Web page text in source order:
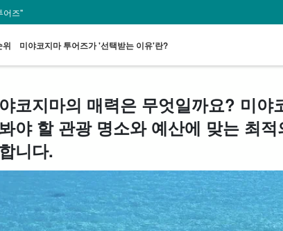
어즈"
위 미야코지마 투어즈가 '선택받는 이유'란?
스팟에서
검색하기
송영 포함 플랜 바다거북 투어 렌터카
할인 혜택
코지마의 매력은 무엇일까요? 미야
야 할 관광 명소와 예산에 맞는 최
니다.